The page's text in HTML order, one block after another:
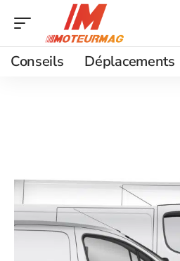
Conseils Déplacements